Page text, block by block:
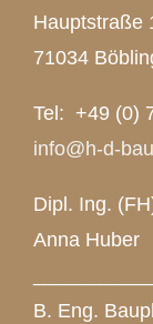
Hauptstraße
71034
Tel: +49 (0)
info@h-d-
Dipl. Ing.
Anna Huber
B. Eng.